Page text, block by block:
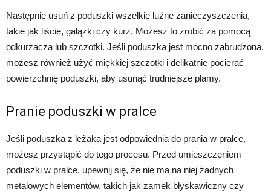
Następnie usuń z poduszki wszelkie luźne zanieczyszczenia,
takie jak liście, gałązki czy kurz. Możesz to zrobić za pomocą
odkurzacza lub szczotki. Jeśli poduszka jest mocno zabrudzona,
możesz również użyć miękkiej szczotki i delikatnie pocierać
powierzchnię poduszki, aby usunąć trudniejsze plamy.
Pranie poduszki w pralce
Jeśli poduszka z leżaka jest odpowiednia do prania w pralce,
możesz przystąpić do tego procesu. Przed umieszczeniem
poduszki w pralce, upewnij się, że nie ma na niej żadnych
metalowych elementów, takich jak zamek błyskawiczny czy